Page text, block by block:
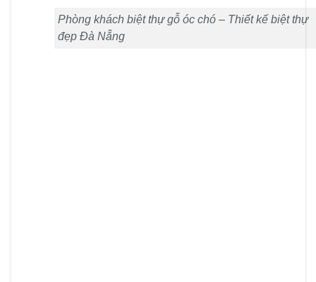
Phòng khách biệt thự gỗ óc chó – Thiết kế biệt thự
đẹp Đà Nẵng